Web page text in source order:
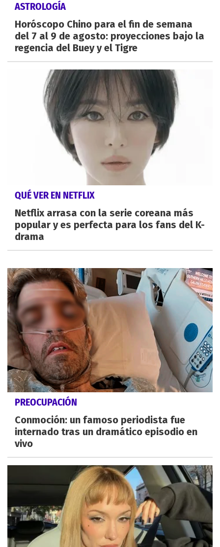
ASTROLOGÍA
Horóscopo Chino para el fin de semana
del 7 al 9 de agosto: proyecciones bajo la
regencia del Buey y el Tigre
QUÉ VER EN NETFLIX
Netflix arrasa con la serie coreana más
popular y es perfecta para los fans del K-
drama
PREOCUPACIÓN
Conmoción: un famoso periodista fue
internado tras un dramático episodio en
vivo